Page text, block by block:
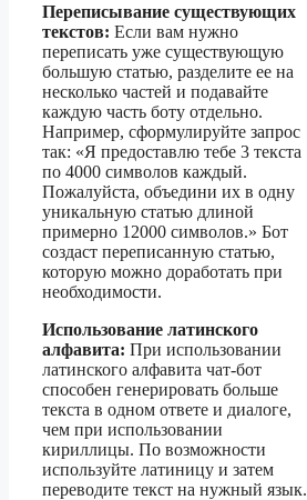
Переписывание существующих
текстов: Если вам нужно
переписать уже существующую
большую статью, разделите ее на
несколько частей и подавайте
каждую часть боту отдельно.
Например, сформулируйте запрос
так: «Я предоставлю тебе 3 текста
по 4000 символов каждый.
Пожалуйста, объедини их в одну
уникальную статью длиной
примерно 12000 символов.» Бот
создаст переписанную статью,
которую можно доработать при
необходимости.
Использование латинского
алфавита: При использовании
латинского алфавита чат-бот
способен генерировать больше
текста в одном ответе и диалоге,
чем при использовании
кириллицы. По возможности
используйте латиницу и затем
переводите текст на нужный язык.